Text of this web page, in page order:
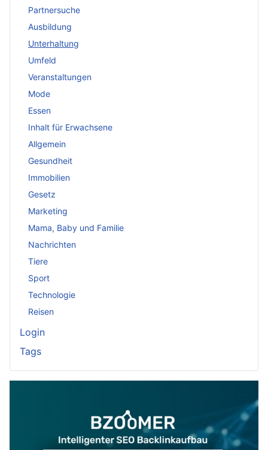
Partnersuche
Ausbildung
Unterhaltung
Umfeld
Veranstaltungen
Mode
Essen
Inhalt für Erwachsene
Allgemein
Gesundheit
Immobilien
Gesetz
Marketing
Mama, Baby und Familie
Nachrichten
Tiere
Sport
Technologie
Reisen
Login
Tags